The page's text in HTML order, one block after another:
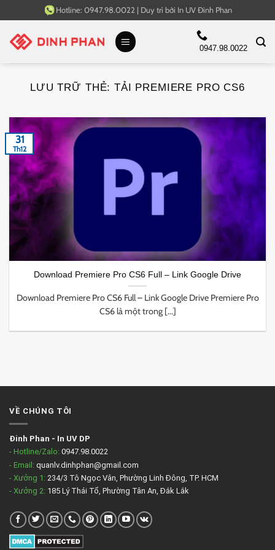
qua
nội
Hotline: 0947.98.0022 | Duy trì bởi In UV Đinh Phan
0947.98.0022
LƯU TRỮ THẺ:TẢI PREMIERE PRO CS6
Download Premiere Pro CS6 Full – Link Google Drive
Download Premiere Pro CS6 Full – Link Google Drive Premiere Pro
CS6 là một trong [...]
31
Th12
VỀ CHÚNG TÔI
Đinh Phan - In UV DP
- Hotline/Zalo: 0947.98.0022
- Email: quanlv.dinhphan@gmail.com
- Xưởng 1: 234/3 Tô Ngọc Vân, Phường Linh Đông, TP. HCM
- Xưởng 2: 185 Lý Thái Tổ, Phường Tân An, Đắk Lắk